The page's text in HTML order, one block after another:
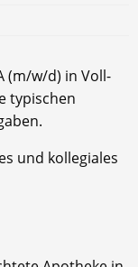
(m/w/d) in Voll-
typischen
und kollegiales